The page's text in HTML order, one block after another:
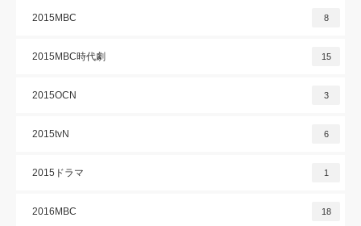
2015MBC 8
2015MBC時代劇 15
2015OCN 3
2015tvN 6
2015ドラマ 1
2016MBC 18